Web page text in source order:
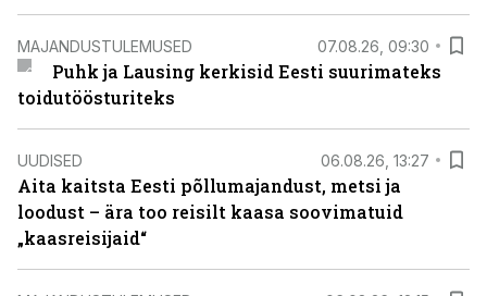
MAJANDUSTULEMUSED 07.08.26, 09:30
Puhk ja Lausing kerkisid Eesti suurimateks
toidutöösturiteks
UUDISED 06.08.26, 13:27
Aita kaitsta Eesti põllumajandust, metsi ja
loodust – ära too reisilt kaasa soovimatuid
„kaasreisijaid“